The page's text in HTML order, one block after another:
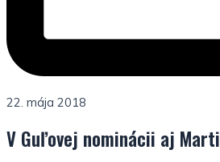
22. mája 2018
V Guľovej nominácii aj